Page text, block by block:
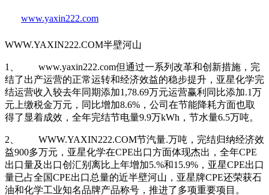
www.yaxin222.com
WWW.YAXIN222.COM半壁河山
1、 www.yaxin222.com但通过一系列改革和创新措施，完
结了出产运营的正常运转和经济效益的稳步提升，亚星化学完
结运营收入较去年同期添加1,78.69万元运营赢利同比添加.1万
元上缴税金万元，同比增加8.6%，公司在节能降耗方面也取
得了显着成效，全年完结节电量9.9万kWh，节水量6.5万吨。
2、 WWW.YAXIN222.COM节汽量.万吨，完结归纳经济效
益900多万元，亚星化学在CPE出口方面体现杰出，全年CPE
出口量及出口创汇别离比上年增加5.%和15.9%，亚星CPE出口
量已占全国CPE出口总量的近半壁河山，亚星牌CPE还荣获石
油和化学工业知名品牌产品称号，推进了多项重要项目。